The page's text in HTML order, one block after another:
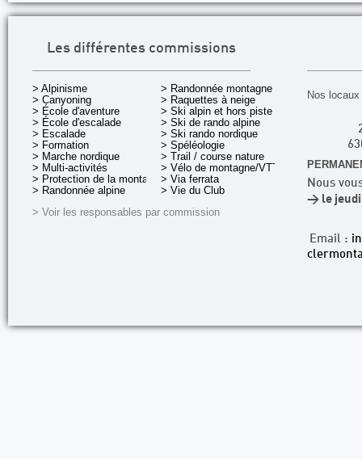
Les différentes commissions
> Alpinisme
> Canyoning
> École d'aventure
> École d'escalade
> Escalade
> Formation
> Marche nordique
> Multi-activités
> Protection de la montagne
> Randonnée alpine
> Randonnée montagne
> Raquettes à neige
> Ski alpin et hors piste
> Ski de rando alpine
> Ski rando nordique
> Spéléologie
> Trail / course nature
> Vélo de montagne/VTT
> Via ferrata
> Vie du Club
> Voir les responsables par commission
Nos
Nous
> le jeudi
Email :